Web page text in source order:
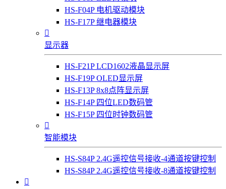
HS-F04P 电机驱动模块
HS-F17P 继电器模块

显示器
HS-F21P LCD1602液晶显示屏
HS-F19P OLED显示屏
HS-F13P 8x8点阵显示屏
HS-F14P 四位LED数码管
HS-F15P 四位时钟数码管

智能模块
HS-S84P 2.4G遥控信号接收-4通道按键控制
HS-S84P 2.4G遥控信号接收-8通道按键控制
